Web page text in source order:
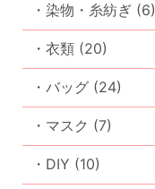
・染物・糸紡ぎ (6)
・衣類 (20)
・バッグ (24)
・マスク (7)
・DIY (10)